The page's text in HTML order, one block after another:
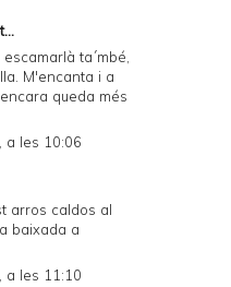
ta´mbé,
M'encanta i a
queda més
a les 10:06
arros caldos al
baixada a
a les 11:10